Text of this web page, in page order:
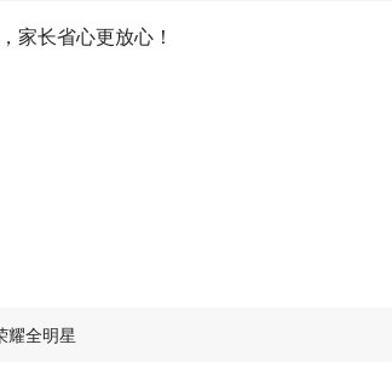
家长省心更放心！
耀全明星